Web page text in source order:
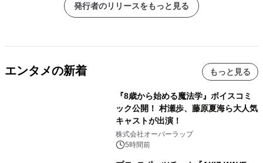
発行者のリリースをもっと見る
エンタメの新着 もっと見る
『8歳から始める魔法学』ボイスコミ
ック公開！ 村瀬歩、藤原夏海ら大人気
キャストが出演！
株式会社オーバーラップ
5時間前